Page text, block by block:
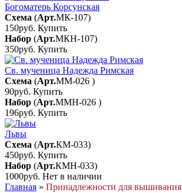
Богоматерь Корсунская
Схема (Арт.МК-107)
150руб. Купить
Набор (Арт.МКН-107)
350руб. Купить
Св. мученица Надежда Римская
Схема (Арт.ММ-026 )
90руб. Купить
Набор (Арт.ММН-026 )
196руб. Купить
Львы
Схема (Арт.КМ-033)
450руб. Купить
Набор (Арт.КМН-033)
1000руб. Нет в наличии
Главная » Принадлежности для вышивания